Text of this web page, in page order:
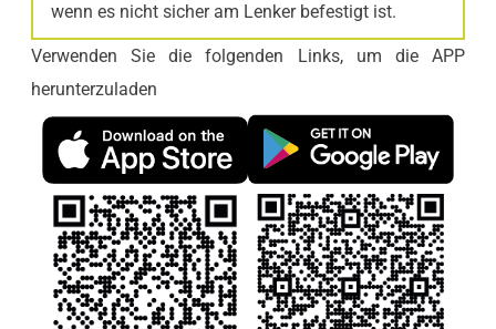
wenn es nicht sicher am Lenker befestigt ist.
Verwenden Sie die folgenden Links, um die APP
herunterzuladen